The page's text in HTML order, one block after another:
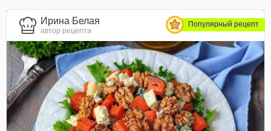
Ирина Белая
автор рецепта
Популярный рецепт